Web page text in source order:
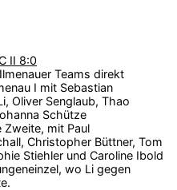
II 8:0
Teams direkt
I mit Sebastian
Oliver Senglaub, Thao
Schütze
mit Paul
Christopher Büttner, Tom
Stiehler und Caroline Ibold
wo Li gegen